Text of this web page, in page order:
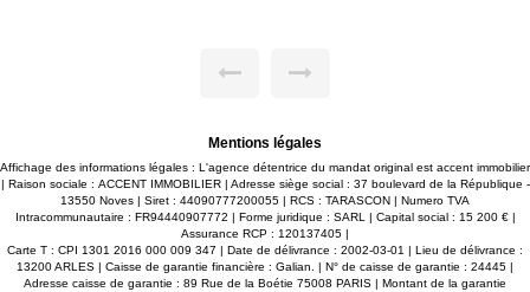
sur 5 avec
* Place de
000 € FAI**
à ne pas
d'un WC indépendant ainsi que d'un balcon,
excellent classement avec un DPE : A et
garantissant confort et faibles consommations
**Les points forts :** * Surface : 49.66m² * 1 chambre * Salle
d'eau * WC indépendant * Balcon * 2ième étage
ascenseur * Résidence sécurisée avec digicode
parking privative * DPE A / GES A * Prix : **140
Idéal pour un premier achat, un investissement
pied-à-terre à Avignon. Une belle
manquer !
Mentions légales
Affichage des informations légales : L'agence détentrice du mandat original est accent immobilier
| Raison sociale : ACCENT IMMOBILIER | Adresse siège social : 37 boulevard de la République -
13550 Noves | Siret : 44090777200055 | RCS : TARASCON | Numero TVA
Intracommunautaire : FR94440907772 | Forme juridique : SARL | Capital social : 15 200 € |
Assurance RCP : 120137405 |
Carte T : CPI 1301 2016 000 009 347 | Date de délivrance : 2002-03-01 | Lieu de délivrance :
13200 ARLES | Caisse de garantie financière : Galian. | N° de caisse de garantie : 24445 |
Adresse caisse de garantie : 89 Rue de la Boétie 75008 PARIS | Montant de la garantie